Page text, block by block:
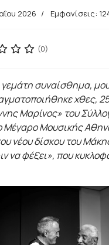
2026 Εμφανίσεις:
(0)
συναίσθημα,
χθες,
Μαρίνος» του
Μέγαρο Μουσικής
νέου δίσκου του
να φέξει», που